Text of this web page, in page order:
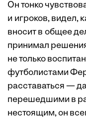
Он тонко
и игроков, видел,
вносит в общее
принимал
не только
футболистами
расставаться —
перешедшими в
нестоящим, он